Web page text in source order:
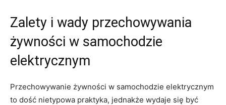
Zalety i ​wady przechowywania
żywności w ​samochodzie
elektrycznym
Przechowywanie żywności⁤ w samochodzie ‍elektrycznym
to dość nietypowa⁣ praktyka, jednakże wydaje się⁤ być